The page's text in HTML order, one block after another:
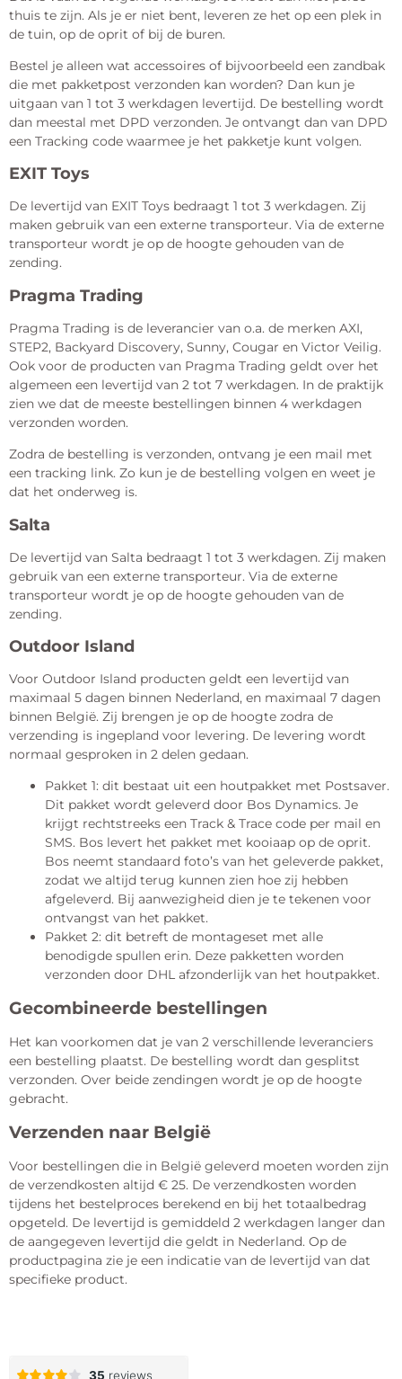
thuis te zijn. Als je er niet bent, leveren ze het op een plek in
de tuin, op de oprit of bij de buren.
Bestel je alleen wat accessoires of bijvoorbeeld een zandbak
die met pakketpost verzonden kan worden? Dan kun je
uitgaan van 1 tot 3 werkdagen levertijd. De bestelling wordt
dan meestal met DPD verzonden. Je ontvangt dan van DPD
een Tracking code waarmee je het pakketje kunt volgen.
EXIT Toys
De levertijd van EXIT Toys bedraagt 1 tot 3 werkdagen. Zij
maken gebruik van een externe transporteur. Via de externe
transporteur wordt je op de hoogte gehouden van de
zending.
Pragma Trading
Pragma Trading is de leverancier van o.a. de merken AXI,
STEP2, Backyard Discovery, Sunny, Cougar en Victor Veilig.
Ook voor de producten van Pragma Trading geldt over het
algemeen een levertijd van 2 tot 7 werkdagen. In de praktijk
zien we dat de meeste bestellingen binnen 4 werkdagen
verzonden worden.
Zodra de bestelling is verzonden, ontvang je een mail met
een tracking link. Zo kun je de bestelling volgen en weet je
dat het onderweg is.
Salta
De levertijd van Salta bedraagt 1 tot 3 werkdagen. Zij maken
gebruik van een externe transporteur. Via de externe
transporteur wordt je op de hoogte gehouden van de
zending.
Outdoor Island
Voor Outdoor Island producten geldt een levertijd van
maximaal 5 dagen binnen Nederland, en maximaal 7 dagen
binnen België. Zij brengen je op de hoogte zodra de
verzending is ingepland voor levering. De levering wordt
normaal gesproken in 2 delen gedaan.
Pakket 1: dit bestaat uit een houtpakket met Postsaver.
Dit pakket wordt geleverd door Bos Dynamics. Je
krijgt rechtstreeks een Track & Trace code per mail en
SMS. Bos levert het pakket met kooiaap op de oprit.
Bos neemt standaard foto’s van het geleverde pakket,
zodat we altijd terug kunnen zien hoe zij hebben
afgeleverd. Bij aanwezigheid dien je te tekenen voor
ontvangst van het pakket.
Pakket 2: dit betreft de montageset met alle
benodigde spullen erin. Deze pakketten worden
verzonden door DHL afzonderlijk van het houtpakket.
Gecombineerde bestellingen
Het kan voorkomen dat je van 2 verschillende leveranciers
een bestelling plaatst. De bestelling wordt dan gesplitst
verzonden. Over beide zendingen wordt je op de hoogte
gebracht.
Verzenden naar België
Voor bestellingen die in België geleverd moeten worden zijn
de verzendkosten altijd € 25. De verzendkosten worden
tijdens het bestelproces berekend en bij het totaalbedrag
opgeteld. De levertijd is gemiddeld 2 werkdagen langer dan
de aangegeven levertijd die geldt in Nederland. Op de
productpagina zie je een indicatie van de levertijd van dat
specifieke product.